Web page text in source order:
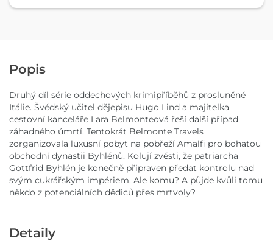
Popis
Druhý díl série oddechových krimipříběhů z prosluněné
Itálie. Švédský učitel dějepisu Hugo Lind a majitelka
cestovní kanceláře Lara Belmonteová řeší další případ
záhadného úmrtí. Tentokrát Belmonte Travels
zorganizovala luxusní pobyt na pobřeží Amalfi pro bohatou
obchodní dynastii Byhlénů. Kolují zvěsti, že patriarcha
Gottfrid Byhlén je konečně připraven předat kontrolu nad
svým cukrářským impériem. Ale komu? A půjde kvůli tomu
někdo z potenciálních dědiců přes mrtvoly?
Detaily